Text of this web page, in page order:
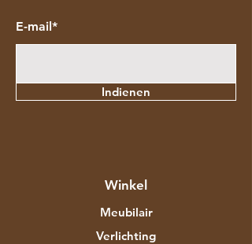
E-mail*
Indienen
Winkel
Meubilair
Verlichting